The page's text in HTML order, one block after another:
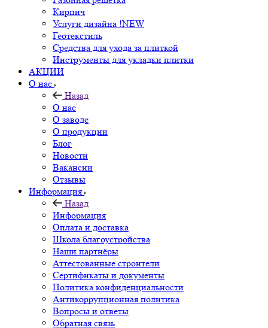
Кирпич
Услуги дизайна !NEW
Геотекстиль
Средства для ухода за плиткой
Инструменты для укладки плитки
АКЦИИ
О нас
Назад
О нас
О заводе
О продукции
Блог
Новости
Вакансии
Отзывы
Информация
Назад
Информация
Оплата и доставка
Школа благоустройства
Наши партнёры
Аттестованные строители
Сертификаты и документы
Политика конфиденциальности
Антикоррупционная политика
Вопросы и ответы
Обратная связь